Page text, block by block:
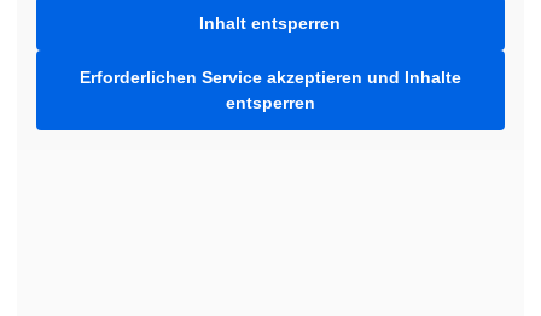
Inhalt entsperren
Erforderlichen Service akzeptieren und Inhalte
entsperren